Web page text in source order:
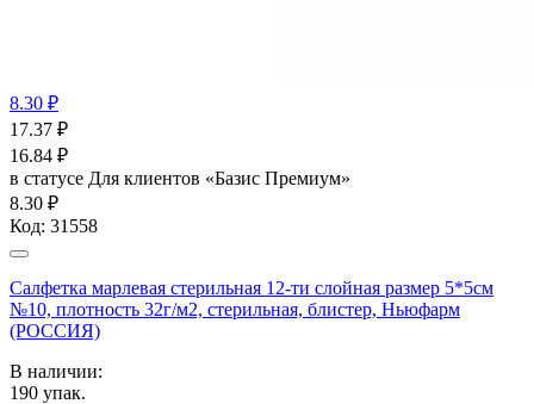
8.30 ₽
17.37 ₽
16.84 ₽
в статусе Для клиентов «Базис Премиум»
8.30 ₽
Код: 31558
Салфетка марлевая стерильная 12-ти слойная размер 5*5см
№10, плотность 32г/м2, стерильная, блистер, Ньюфарм
(РОССИЯ)
В наличии:
190 упак.